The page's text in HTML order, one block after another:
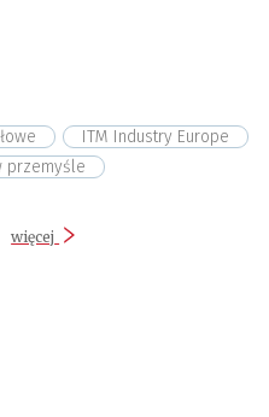
ITM Industry Europe
przemyśle
więcej